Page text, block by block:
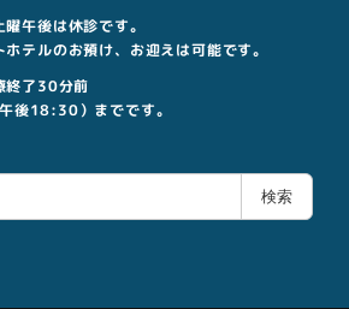
午後は休診です。
テルのお預け、お迎えは可能です。
終了30分前
後18:30）までです。
検索